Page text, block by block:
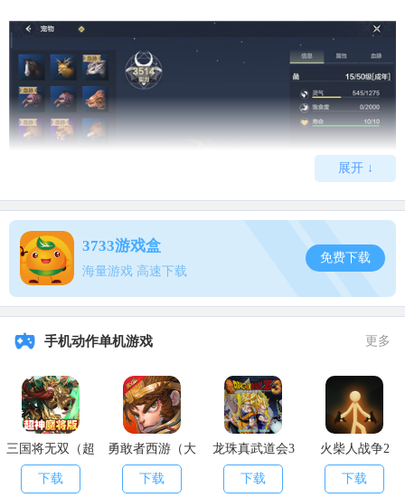
3、活动赠送 ：一些元胎也会作为活动奖励赠送，强度外观一般。
言归正传，元胎获取途径较为广泛，基本都是捡来或者捕捉附送
展开 ↓
3733游戏盒
海量游戏 高速下载
免费下载
手机动作单机游戏 更多
三国将无双（超
神魔将版）
下载
勇敢者西游（大
乱斗）
下载
龙珠真武道会3
下载
火柴人战争2
下载